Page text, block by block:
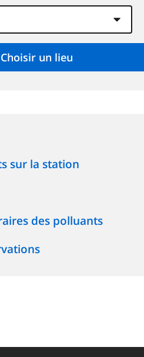
sur la station
des polluants